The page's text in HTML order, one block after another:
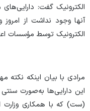
الکترونیک گفت: دارایی‌های
آنها وجود نداشت از امروز
الکترونیک توسط مؤسسات
مرادی با بیان اینکه نکته
این دارایی‌ها به‌صورت
(ست) که با همکاری وزارت